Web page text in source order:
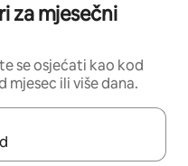
za mjesečni
se osjećati kao kod
ili više dana.
ćete ih pregledati